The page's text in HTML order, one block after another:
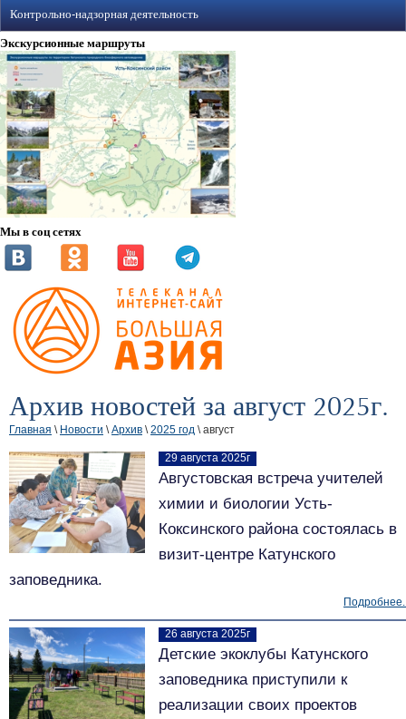
Контрольно-надзорная деятельность
Экскурсионные маршруты
Мы в соц сетях
Архив новостей за август 2025г.
Главная \ Новости \Архив \2025 год \ август
29 августа 2025г
Августовская встреча учителей
химии и биологии Усть-
Коксинского района состоялась в
визит-центре Катунского
заповедника.
26 августа 2025г
Детские экоклубы Катунского
заповедника приступили к
реализации своих проектов